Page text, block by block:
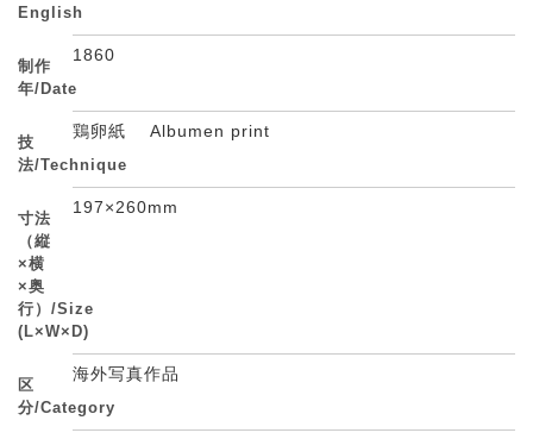
English
制作
年/Date
1860
技
法/Technique
鶏卵紙 Albumen print
寸法
（縦
×横
×奥
行）/Size
(L×W×D)
197×260mm
区
分/Category
海外写真作品